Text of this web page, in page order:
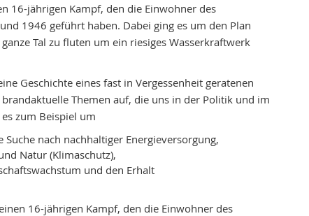
16-jährigen Kampf, den die Einwohner des
1946 geführt haben. Dabei ging es um den Plan
Tal zu fluten um ein riesiges Wasserkraftwerk
Geschichte eines fast in Vergessenheit geratenen
Themen auf, die uns in der Politik und im
zum Beispiel um
nach nachhaltiger Energieversorgung,
Natur (Klimaschutz),
und den Erhalt
16-jährigen Kampf, den die Einwohner des